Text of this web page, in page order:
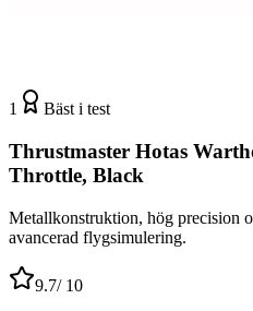
1 Bäst i test
Thrustmaster Hotas
Throttle, Black
Metallkonstruktion, hög precision
avancerad flygsimulering.
9.7/ 10